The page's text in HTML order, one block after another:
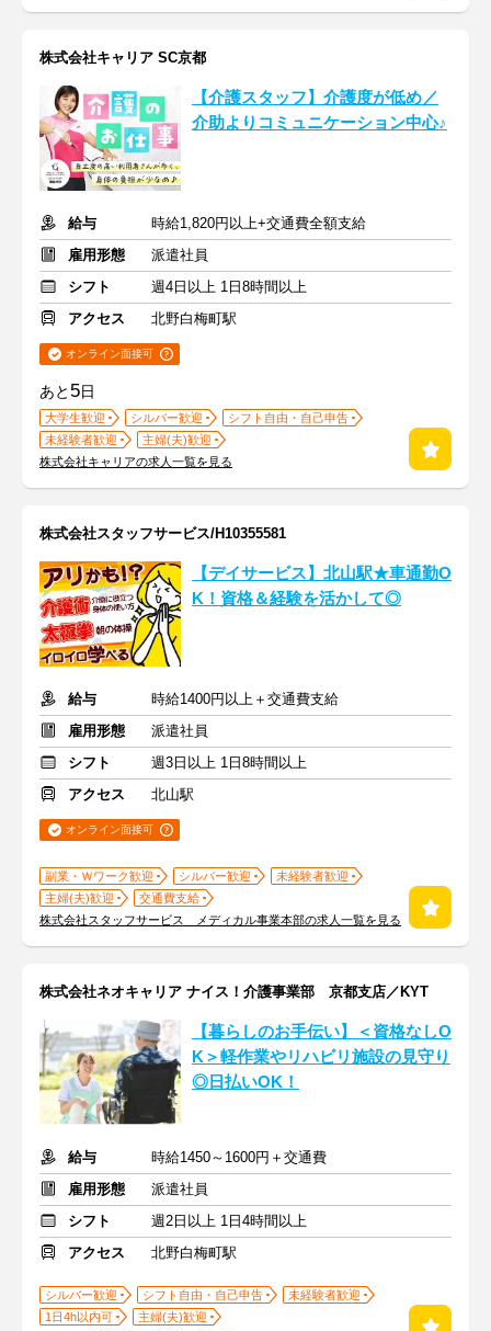
株式会社キャリア SC京都
【介護スタッフ】介護度が低め／
介助よりコミュニケーション中心♪
給与
時給1,820円以上+交通費全額支給
雇用形態
派遣社員
シフト
週4日以上 1日8時間以上
アクセス
北野白梅町駅
オンライン面接可
あと 5日
大学生歓迎 シルバー歓迎
シフト自由・自己申告
未経験者歓迎
主婦(夫)歓迎
株式会社キャリアの求人一覧を見る
株式会社スタッフサービス/H10355581
【デイサービス】北山駅★車通勤O
K！資格＆経験を活かして◎
給与
時給1400円以上＋交通費支給
雇用形態
派遣社員
シフト
週3日以上 1日8時間以上
アクセス
北山駅
オンライン面接可
副業・Ｗワーク歓迎 シルバー歓迎
未経験者歓迎
主婦(夫)歓迎
交通費支給
株式会社スタッフサービス メディカル事業本部の求人一覧を見る
株式会社ネオキャリア ナイス！介護事業部 京都支店／KYT
【暮らしのお手伝い】＜資格なしO
K＞軽作業やリハビリ施設の見守り
◎日払いOK！
給与
時給1450～1600円＋交通費
雇用形態
派遣社員
シフト
週2日以上 1日4時間以上
アクセス
北野白梅町駅
シルバー歓迎 シフト自由・自己申告
未経験者歓迎
1日4h以内可
主婦(夫)歓迎